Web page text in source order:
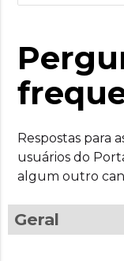
Respostas para
usuários do
algum outro
Geral